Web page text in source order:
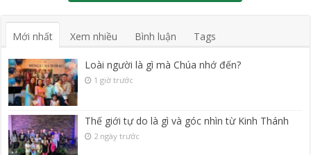
Mới nhất Xem nhiều Bình luận Tags
Loài người là gì mà Chúa nhớ đến?
1 giờ trước
Thế giới tự do là gì và góc nhìn từ Kinh Thánh
2 ngày trước